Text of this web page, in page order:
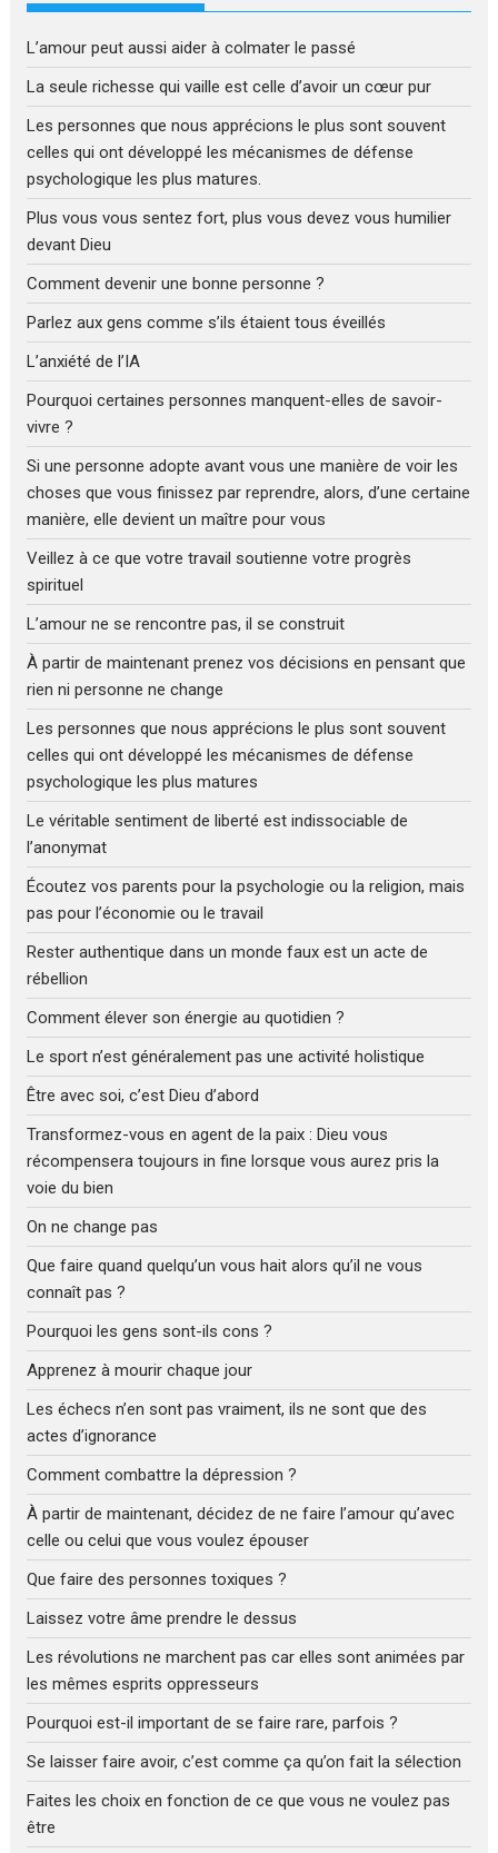
L’amour peut aussi aider à colmater le passé
La seule richesse qui vaille est celle d’avoir un cœur pur
Les personnes que nous apprécions le plus sont souvent
celles qui ont développé les mécanismes de défense
psychologique les plus matures.
Plus vous vous sentez fort, plus vous devez vous humilier
devant Dieu
Comment devenir une bonne personne ?
Parlez aux gens comme s’ils étaient tous éveillés
L’anxiété de l’IA
Pourquoi certaines personnes manquent-elles de savoir-
vivre ?
Si une personne adopte avant vous une manière de voir les
choses que vous finissez par reprendre, alors, d’une certaine
manière, elle devient un maître pour vous
Veillez à ce que votre travail soutienne votre progrès
spirituel
L’amour ne se rencontre pas, il se construit
À partir de maintenant prenez vos décisions en pensant que
rien ni personne ne change
Les personnes que nous apprécions le plus sont souvent
celles qui ont développé les mécanismes de défense
psychologique les plus matures
Le véritable sentiment de liberté est indissociable de
l’anonymat
Écoutez vos parents pour la psychologie ou la religion, mais
pas pour l’économie ou le travail
Rester authentique dans un monde faux est un acte de
rébellion
Comment élever son énergie au quotidien ?
Le sport n’est généralement pas une activité holistique
Être avec soi, c’est Dieu d’abord
Transformez-vous en agent de la paix : Dieu vous
récompensera toujours in fine lorsque vous aurez pris la
voie du bien
On ne change pas
Que faire quand quelqu’un vous hait alors qu’il ne vous
connaît pas ?
Pourquoi les gens sont-ils cons ?
Apprenez à mourir chaque jour
Les échecs n’en sont pas vraiment, ils ne sont que des
actes d’ignorance
Comment combattre la dépression ?
À partir de maintenant, décidez de ne faire l’amour qu’avec
celle ou celui que vous voulez épouser
Que faire des personnes toxiques ?
Laissez votre âme prendre le dessus
Les révolutions ne marchent pas car elles sont animées par
les mêmes esprits oppresseurs
Pourquoi est-il important de se faire rare, parfois ?
Se laisser faire avoir, c’est comme ça qu’on fait la sélection
Faites les choix en fonction de ce que vous ne voulez pas
être